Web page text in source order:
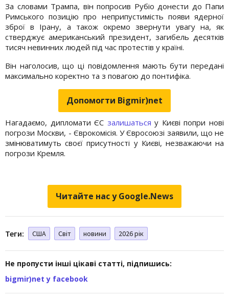
За словами Трампа, він попросив Рубіо донести до Папи
Римського позицію про неприпустимість появи ядерної
зброї в Ірану, а також окремо звернути увагу на, як
стверджує американський президент, загибель десятків
тисяч невинних людей під час протестів у країні.
Він наголосив, що ці повідомлення мають бути передані
максимально коректно та з повагою до понтифіка.
Допомогти Bigmir)net
Нагадаємо, дипломати ЄС залишаться у Києві попри нові
погрози Москви, - Єврокомісія. У Євросоюзі заявили, що не
змінюватимуть своєї присутності у Києві, незважаючи на
погрози Кремля.
Читайте нас у Google.News
Теги: США Світ новини 2026 рік
Не пропусти інші цікаві статті, підпишись:
bigmir)net у facebook